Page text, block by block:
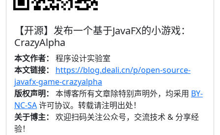
【开源】发布一个基于JavaFX的小游戏：
CrazyAlpha
本文作者：
程序设计实验室
本文链接：
https://blog.deali.cn/p/open-source-
javafx-game-crazyalpha
版权声明：
本博客所有文章除特别声明外，均采用 BY-
NC-SA许可协议。转载请注明出处！
关于博主：
欢迎扫码关注公众号，交流技术 & 分享经
验！